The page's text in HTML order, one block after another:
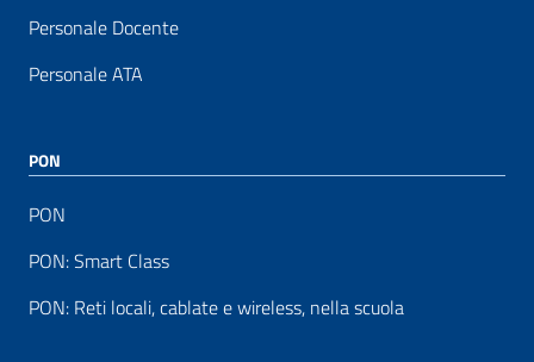
Personale Docente
Personale ATA
PON
PON
PON: Smart Class
PON: Reti locali, cablate e wireless, nella scuola